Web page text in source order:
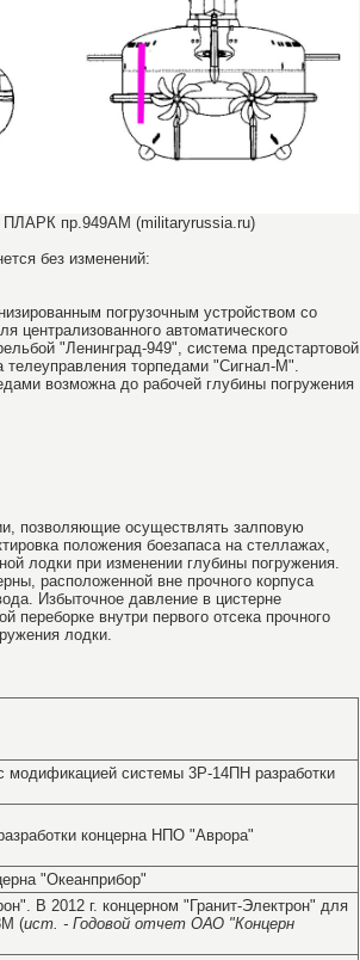
ПЛАРК пр.949АМ (militaryrussia.ru)
без изменений:
погрузочным устройством со
централизованного автоматического
"Ленинград-949", система предстартовой
телеуправления торпедами "Сигнал-М".
возможна до рабочей глубины погружения
позволяющие осуществлять залповую
положения боезапаса на стеллажах,
лодки при изменении глубины погружения.
расположенной вне прочного корпуса
Избыточное давление в цистерне
переборке внутри первого отсека прочного
лодки.
модификацией системы 3Р-14ПН разработки
концерна НПО "Аврора"
"Океанприбор"
В 2012 г. концерном "Гранит-Электрон" для
(ист. - Годовой отчет ОАО "Концерн